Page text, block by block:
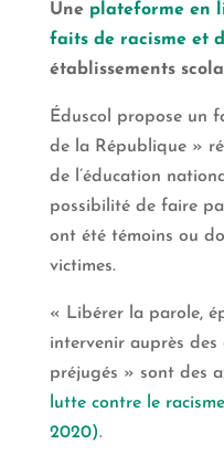
Une plateforme en
faits de racisme et
établissements
Éduscol
propose un
de la République »
de l’éducation
possibilité de faire
ont été témoins ou
victimes.
« Libérer la parole,
intervenir auprès des
préjugés » sont des
lutte contre le
2020).